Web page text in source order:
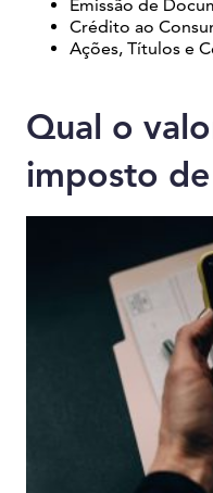
Emissão de
Crédito ao
Ações, Títulos e
Qual o
imposto